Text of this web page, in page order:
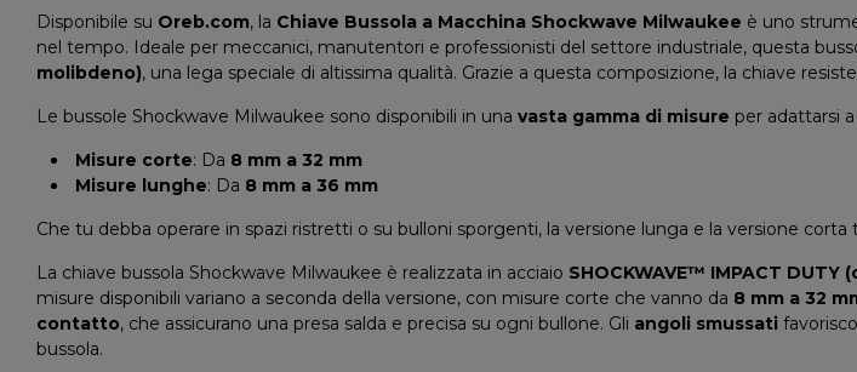
Disponibile su Oreb.com, la Chiave Bussola a Macchina Shockwave Milwaukee è uno
nel tempo. Ideale per meccanici, manutentori e professionisti del settore industriale, questa
molibdeno), una lega speciale di altissima qualità. Grazie a questa composizione, la chiave
Le bussole Shockwave Milwaukee sono disponibili in una vasta gamma di misure per adattarsi
Misure corte: Da 8 mm a 32 mm
Misure lunghe: Da 8 mm a 36 mm
Che tu debba operare in spazi ristretti o su bulloni sporgenti, la versione lunga e la versione
La chiave bussola Shockwave Milwaukee è realizzata in acciaio SHOCKWAVE™ IMPACT
misure disponibili variano a seconda della versione, con misure corte che vanno da 8 mm a 32
contatto, che assicurano una presa salda e precisa su ogni bullone. Gli angoli smussati
bussola.